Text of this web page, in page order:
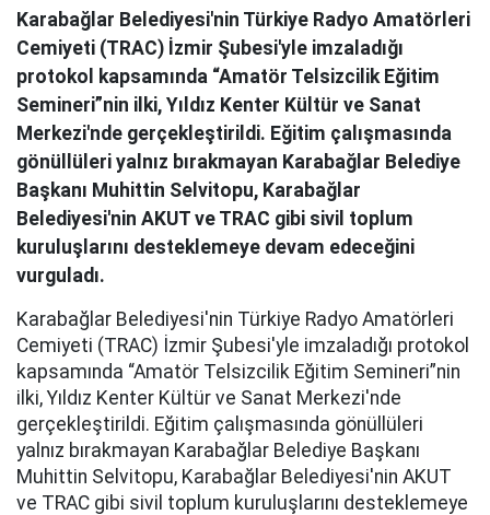
Karabağlar Belediyesi'nin Türkiye Radyo Amatörleri
Cemiyeti (TRAC) İzmir Şubesi'yle imzaladığı
protokol kapsamında “Amatör Telsizcilik Eğitim
Semineri”nin ilki, Yıldız Kenter Kültür ve Sanat
Merkezi'nde gerçekleştirildi. Eğitim çalışmasında
gönüllüleri yalnız bırakmayan Karabağlar Belediye
Başkanı Muhittin Selvitopu, Karabağlar
Belediyesi'nin AKUT ve TRAC gibi sivil toplum
kuruluşlarını desteklemeye devam edeceğini
vurguladı.
Karabağlar Belediyesi'nin Türkiye Radyo Amatörleri
Cemiyeti (TRAC) İzmir Şubesi'yle imzaladığı protokol
kapsamında “Amatör Telsizcilik Eğitim Semineri”nin
ilki, Yıldız Kenter Kültür ve Sanat Merkezi'nde
gerçekleştirildi. Eğitim çalışmasında gönüllüleri
yalnız bırakmayan Karabağlar Belediye Başkanı
Muhittin Selvitopu, Karabağlar Belediyesi'nin AKUT
ve TRAC gibi sivil toplum kuruluşlarını desteklemeye